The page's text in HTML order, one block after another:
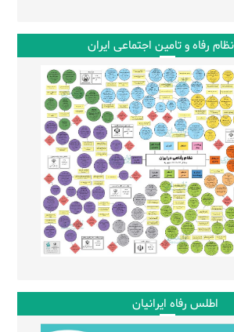
رفاه و تامین اجتماعی ایران
اطلس رفاه ایرانیان